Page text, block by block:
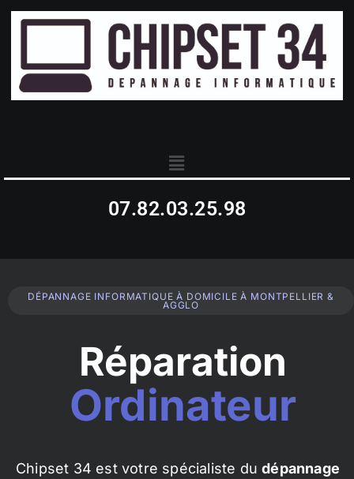
07.82.03.25.98
DÉPANNAGE INFORMATIQUE À DOMICILE À MONTPELLIER &
AGGLO
Réparation
Ordinateur
Chipset 34 est votre spécialiste dudépannage